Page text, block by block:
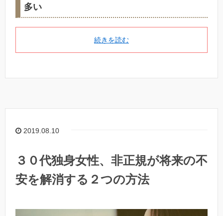
多い
続きを読む
2019.08.10
３０代独身女性、非正規が将来の不
安を解消する２つの方法